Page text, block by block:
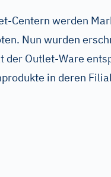
Centern werden
Nun wurden
der Outlet-Ware
in deren